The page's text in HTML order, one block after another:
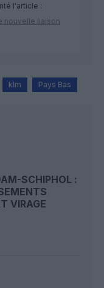
l'article :
nouvelle liaison
klm Pays Bas
SCHIPHOL :
VIRAGE